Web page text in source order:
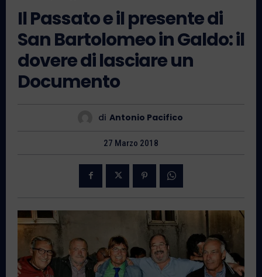
Il Passato e il presente di
San Bartolomeo in Galdo: il
dovere di lasciare un
Documento
di Antonio Pacifico
27 Marzo 2018